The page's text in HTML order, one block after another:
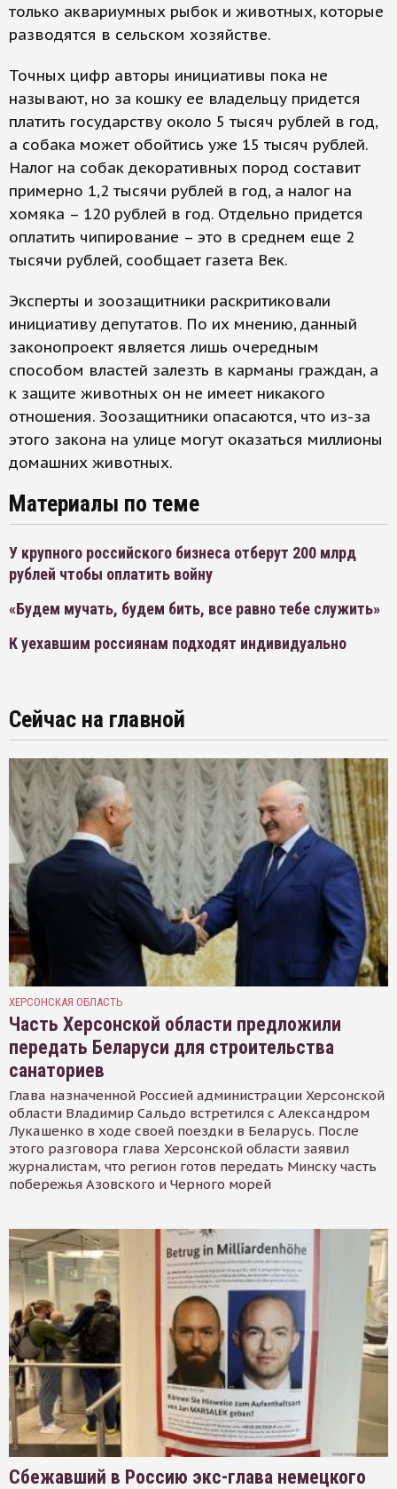
только аквариумных рыбок и животных, которые
разводятся в сельском хозяйстве.
Точных цифр авторы инициативы пока не
называют, но за кошку ее владельцу придется
платить государству около 5 тысяч рублей в год,
а собака может обойтись уже 15 тысяч рублей.
Налог на собак декоративных пород составит
примерно 1,2 тысячи рублей в год, а налог на
хомяка – 120 рублей в год. Отдельно придется
оплатить чипирование – это в среднем еще 2
тысячи рублей, сообщает газета Век.
Эксперты и зоозащитники раскритиковали
инициативу депутатов. По их мнению, данный
законопроект является лишь очередным
способом властей залезть в карманы граждан, а
к защите животных он не имеет никакого
отношения. Зоозащитники опасаются, что из-за
этого закона на улице могут оказаться миллионы
домашних животных.
Материалы по теме
У крупного российского бизнеса отберут 200 млрд
рублей чтобы оплатить войну
«Будем мучать, будем бить, все равно тебе служить»
К уехавшим россиянам подходят индивидуально
Сейчас на главной
ХЕРСОНСКАЯ ОБЛАСТЬ
Часть Херсонской области предложили
передать Беларуси для строительства
санаториев
Глава назначенной Россией администрации Херсонской
области Владимир Сальдо встретился с Александром
Лукашенко в ходе своей поездки в Беларусь. После
этого разговора глава Херсонской области заявил
журналистам, что регион готов передать Минску часть
побережья Азовского и Черного морей
Сбежавший в Россию экс-глава немецкого